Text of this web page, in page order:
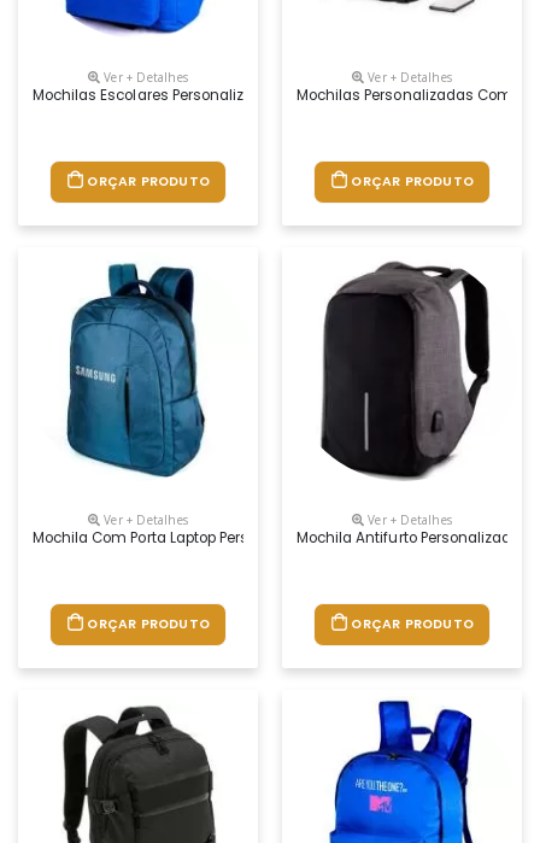
Ver + Detalhes
Mochilas Escolares Personalizadas. Confeccionado Em Poliéster 600
ORÇAR PRODUTO
Ver + Detalhes
Mochilas Personalizadas Com
ORÇAR PRODUTO
Ver + Detalhes
Mochila Com Porta Laptop Personalizada Para Brindes. Com Reforço,
ORÇAR PRODUTO
Ver + Detalhes
Mochila Antifurto Personalizada
ORÇAR PRODUTO